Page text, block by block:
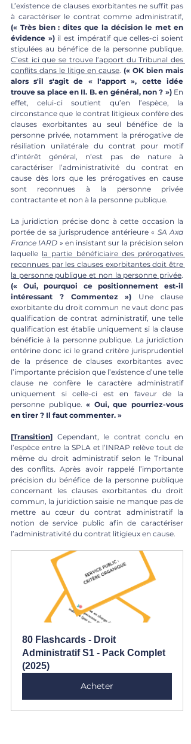
L’existence de clauses exorbitantes ne suffit pas
(« Très bien : dites que la décision le met en
évidence ») il est impératif que celles-ci soient
C’est ici que se trouve l’apport du Tribunal des
conflits dans le litige en cause. (« OK bien mais
alors s'il s'agit de « l'apport », cette idée
trouve sa place en II. B. en général, non ? ») En
effet, celui-ci soutient qu’en l’espèce, la
circonstance que le contrat litigieux confère des
clauses exorbitantes au seul bénéfice de la
personne privée, notamment la prérogative de
résiliation unilatérale du contrat pour motif
d’intérêt général, n’est pas de nature à
caractériser l’administrativité du contrat en
cause dès lors que les prérogatives en cause
sont reconnues à la personne privée
contractante et non à la personne publique.
La juridiction précise donc à cette occasion la
portée de sa jurisprudence antérieure « SA Axa
France IARD » en insistant sur la précision selon
laquelle la partie bénéficiaire des prérogatives
reconnues par les clauses exorbitantes doit être
la personne publique et non la personne privée
(« Oui, pourquoi ce positionnement est-il
intéressant ? Commentez ») Une clause
exorbitante du droit commun ne vaut donc pas
qualification de contrat administratif, une telle
qualification est établie uniquement si la clause
bénéficie à la personne publique. La juridiction
entérine donc ici le grand critère jurisprudentiel
de la présence de clauses exorbitantes avec
l’importante précision que l’existence d’une telle
clause ne confère le caractère administratif
uniquement si celle-ci est en faveur de la
personne publique. « Oui, que pourriez-vous
en tirer ? Il faut commenter. »
[Transition] Cependant, le contrat conclu en
l’espèce entre la SPLA et l’INRAP relève tout de
même du droit administratif selon le Tribunal
des conflits. Après avoir rappelé l’importante
précision du bénéfice de la personne publique
concernant les clauses exorbitantes du droit
commun, la juridiction saisie ne manque pas de
mettre au cœur du contrat administratif la
notion de service public afin de caractériser
l’administrativité du contrat litigieux en cause.
80 Flashcards - Droit
Administratif S1 - Pack Complet
(2025)
Acheter